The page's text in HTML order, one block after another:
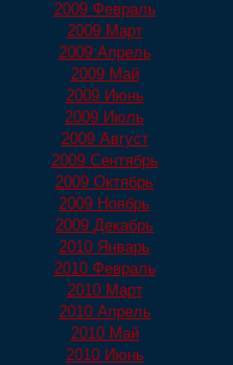
2009 Февраль
2009 Март
2009 Апрель
2009 Май
2009 Июнь
2009 Июль
2009 Август
2009 Сентябрь
2009 Октябрь
2009 Ноябрь
2009 Декабрь
2010 Январь
2010 Февраль
2010 Март
2010 Апрель
2010 Май
2010 Июнь